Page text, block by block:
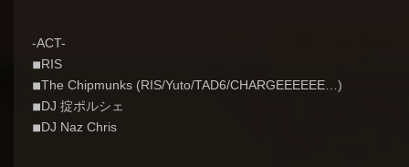
-ACT-
◾︎RIS
◾︎The Chipmunks (RIS/Yuto/TAD6/CHARGEEEEEE…)
◾︎DJ 掟ポルシェ
◾︎DJ Naz Chris